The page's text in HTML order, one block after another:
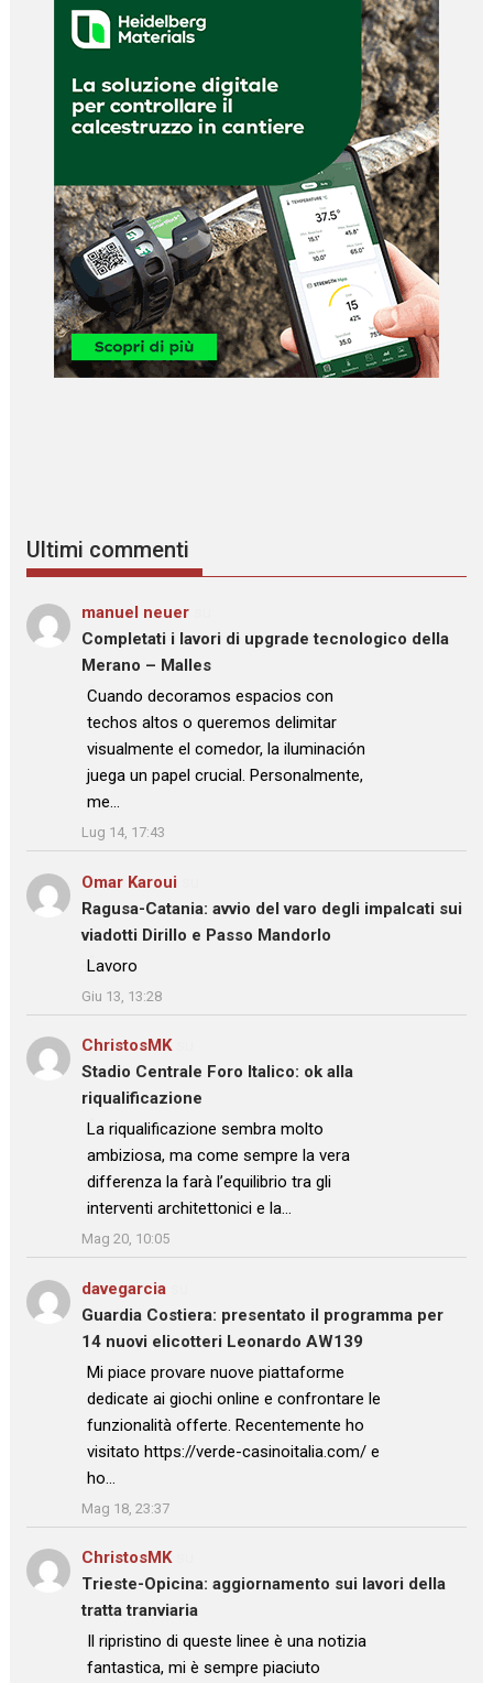
Ultimi commenti
manuel neuer
Completati i lavori di upgrade tecnologico della
Merano – Malles
: “
Cuando decoramos espacios con
techos altos o queremos delimitar
visualmente el comedor, la iluminación
juega un papel crucial. Personalmente,
me…
”
Lug 14, 17:43
Omar Karoui
Ragusa-Catania: avvio del varo degli impalcati sui
viadotti Dirillo e Passo Mandorlo
: “Lavoro
”
Giu 13, 13:28
ChristosMKsu
Stadio Centrale Foro Italico: ok alla
riqualificazione
: “La riqualificazione sembra molto
ambiziosa, ma come sempre la vera
differenza la farà l’equilibrio tra gli
interventi architettonici e la…
”
Mag 20, 10:05
davegarcia
Guardia Costiera: presentato il programma per
14 nuovi elicotteri Leonardo AW139
: “
Mi piace provare nuove piattaforme
dedicate ai giochi online e confrontare le
funzionalità offerte. Recentemente ho
visitato https://verde-casinoitalia.com/ e
ho…
”
Mag 18, 23:37
ChristosMKsu
Trieste-Opicina: aggiornamento sui lavori della
tratta tranviaria
: “
Il ripristino di queste linee è una notizia
fantastica, mi è sempre piaciuto